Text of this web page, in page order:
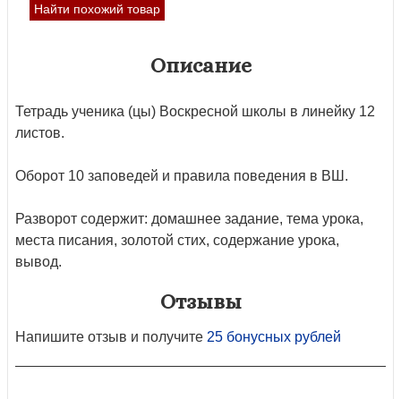
Найти похожий товар
Описание
Тетрадь ученика (цы) Воскресной школы в линейку 12
листов.
Оборот 10 заповедей и правила поведения в ВШ.
Разворот содержит: домашнее задание, тема урока,
места писания, золотой стих, содержание урока,
вывод.
Отзывы
Напишите отзыв и получите 25 бонусных рублей